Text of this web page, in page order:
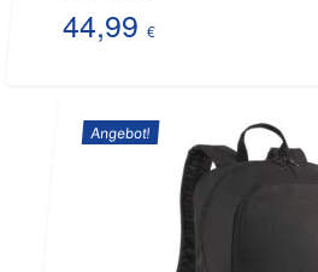
65,89 €
44,99 €
Preis
ist:Angebot!